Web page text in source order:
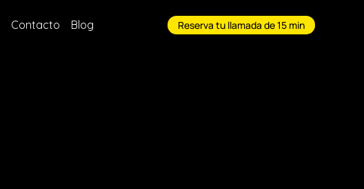
Contacto Blog Reserva tu llamada de 15 min